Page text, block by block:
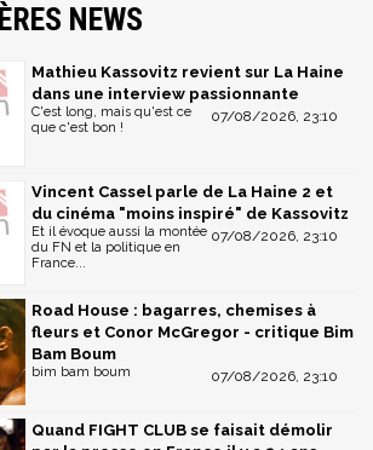
NEWS
Mathieu Kassovitz revient sur La Haine
dans une interview passionnante
07/08/2026, 23:10
C'est long, mais qu'est ce
que c'est bon !
Vincent Cassel parle de La Haine 2 et
du cinéma "moins inspiré" de Kassovitz
07/08/2026, 23:10
Et il évoque aussi la montée
du FN et la politique en
France...
Road House : bagarres, chemises à
fleurs et Conor McGregor - critique Bim
Bam Boum
07/08/2026, 23:10
bim bam boum
Quand FIGHT CLUB se faisait démolir